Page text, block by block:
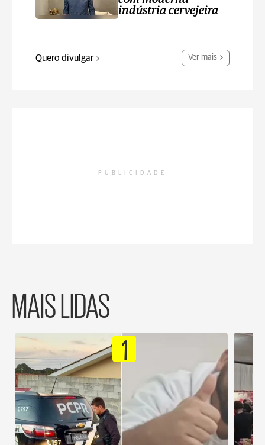
indústria cervejeira
Quero divulgar Ver mais
PUBLICIDADE
MAIS LIDAS
1